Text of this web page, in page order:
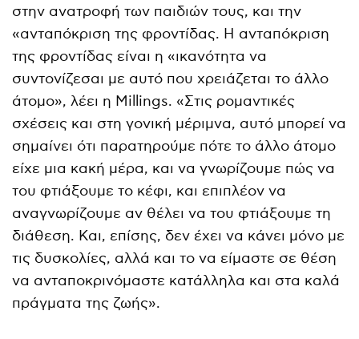
στην ανατροφή των παιδιών τους, και την
«ανταπόκριση της φροντίδας. Η ανταπόκριση
της φροντίδας είναι η «ικανότητα να
συντονίζεσαι με αυτό που χρειάζεται το άλλο
άτομο», λέει η Millings. «Στις ρομαντικές
σχέσεις και στη γονική μέριμνα, αυτό μπορεί να
σημαίνει ότι παρατηρούμε πότε το άλλο άτομο
είχε μια κακή μέρα, και να γνωρίζουμε πώς να
του φτιάξουμε το κέφι, και επιπλέον να
αναγνωρίζουμε αν θέλει να του φτιάξουμε τη
διάθεση. Και, επίσης, δεν έχει να κάνει μόνο με
τις δυσκολίες, αλλά και το να είμαστε σε θέση
να ανταποκρινόμαστε κατάλληλα και στα καλά
πράγματα της ζωής».